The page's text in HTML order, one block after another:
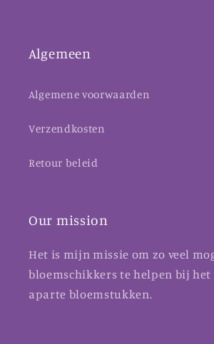
Algemeen
Algemene voorwaarden
Verzendkosten
Retour beleid
Our mission
Het is mijn missie om zo veel
bloemschikkers te helpen bij het
aparte bloemstukken.